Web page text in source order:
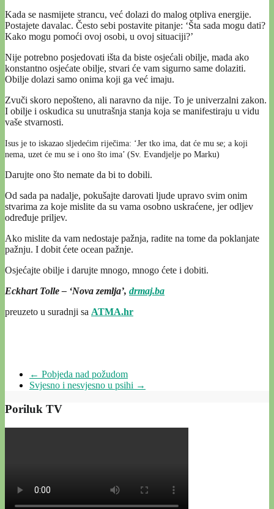
Kada se nasmijete strancu, već dolazi do malog otpliva energije.
Postajete davalac. Često sebi postavite pitanje: ‘Šta sada mogu dati?
Kako mogu pomoći ovoj osobi, u ovoj situaciji?’
Nije potrebno posjedovati išta da biste osjećali obilje, mada ako
konstantno osjećate obilje, stvari će vam sigurno same dolaziti.
Obilje dolazi samo onima koji ga već imaju.
Zvuči skoro nepošteno, ali naravno da nije. To je univerzalni zakon.
I obilje i oskudica su unutrašnja stanja koja se manifestiraju u vidu
vaše stvarnosti.
Isus je to iskazao sljedećim riječima: ‘Jer tko ima, dat će mu se; a koji
nema, uzet će mu se i ono što ima’ (Sv. Evandjelje po Marku)
Darujte ono što nemate da bi to dobili.
Od sada pa nadalje, pokušajte darovati ljude upravo svim onim
stvarima za koje mislite da su vama osobno uskraćene, jer odljev
određuje priljev.
Ako mislite da vam nedostaje pažnja, radite na tome da poklanjate
pažnju. I dobit ćete ocean pažnje.
Osjećajte obilje i darujte mnogo, mnogo ćete i dobiti.
Eckhart Tolle – ‘Nova zemlja’, drmaj.ba
preuzeto u suradnji sa ATMA.hr
← Pobjeda nad požudom
Svjesno i nesvjesno u psihi →
Poriluk TV